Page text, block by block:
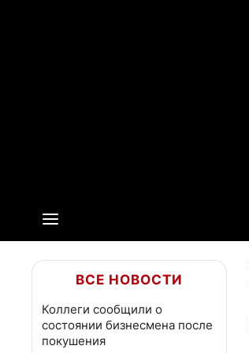
ВСЕ НОВОСТИ
Коллеги сообщили о
состоянии бизнесмена после
покушения